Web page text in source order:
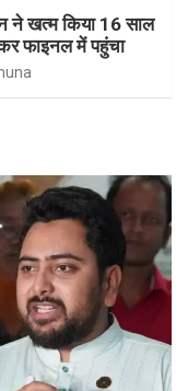
ने खत्म किया 16 साल
फाइनल में पहुंचा